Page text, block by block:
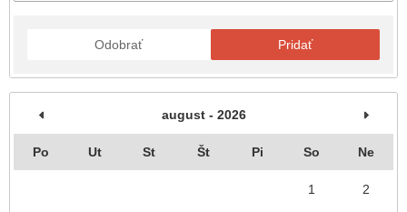
Odobrať Pridať
august - 2026
Po Ut St Št Pi So Ne
1 2